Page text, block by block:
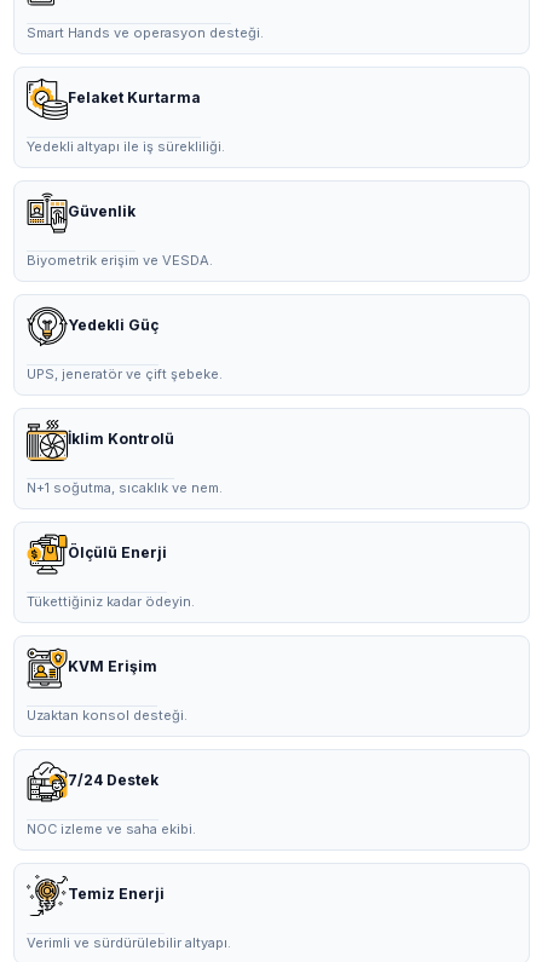
Smart Hands ve operasyon desteği.
Felaket Kurtarma
Yedekli altyapı ile iş sürekliliği.
Güvenlik
Biyometrik erişim ve VESDA.
Yedekli Güç
UPS, jeneratör ve çift şebeke.
İklim Kontrolü
N+1 soğutma, sıcaklık ve nem.
Ölçülü Enerji
Tükettiğiniz kadar ödeyin.
KVM Erişim
Uzaktan konsol desteği.
7/24 Destek
NOC izleme ve saha ekibi.
Temiz Enerji
Verimli ve sürdürülebilir altyapı.